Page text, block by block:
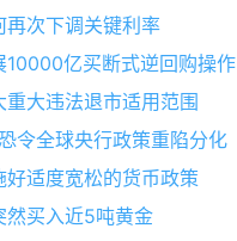
再次下调关键利率
10000亿买断式逆回购操作
重大违法退市适用范围
令全球央行政策重陷分化
好适度宽松的货币政策
然买入近5吨黄金